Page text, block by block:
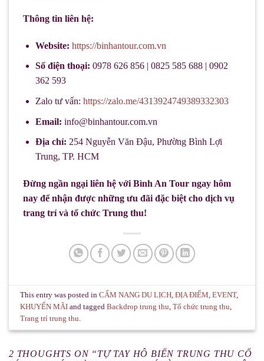
Thông tin liên hệ:
Website: https://binhantour.com.vn
Số điện thoại: 0978 626 856 | 0825 585 688 | 0902
362 593
Zalo tư vấn: https://zalo.me/4313924749389332303
Email: info@binhantour.com.vn
Địa chỉ: 254 Nguyễn Văn Đậu, Phường Bình Lợi
Trung, TP. HCM
Đừng ngần ngại liên hệ với Bình An Tour ngay hôm
nay để nhận được những ưu đãi đặc biệt cho dịch vụ
trang trí và tổ chức Trung thu!
This entry was posted inCẨM NANG DU LỊCH,ĐỊA ĐIỂM,EVENT,
KHUYẾN MÃI and taggedBackdrop trung thu,Tổ chức trung thu,
Trang trí trung thu.
2 THOUGHTS ON “TỰ TAY HÔ BIẾN TRUNG THU CỔ